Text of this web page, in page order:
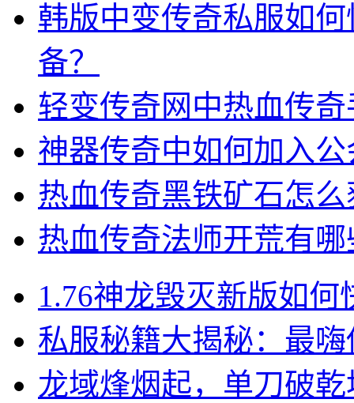
韩版中变传奇私服如
备？
轻变传奇网中热血传
神器传奇中如何加入公
热血传奇黑铁矿石怎
热血传奇法师开荒有
1.76神龙毁灭新版如
私服秘籍大揭秘：最
龙域烽烟起，单刀破